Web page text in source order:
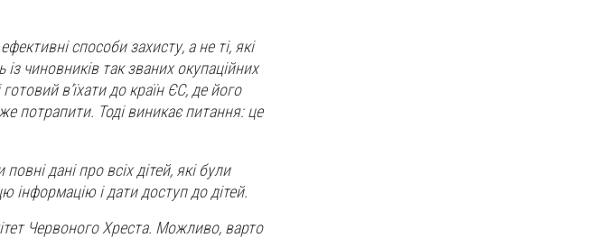
способи захисту, а не ті, які
чиновників так званих окупаційних
в’їхати до країн ЄС, де його
потрапити. Тоді виникає питання: це
дані про всіх дітей, які були
інформацію і дати доступ до дітей.
Червоного Хреста. Можливо, варто